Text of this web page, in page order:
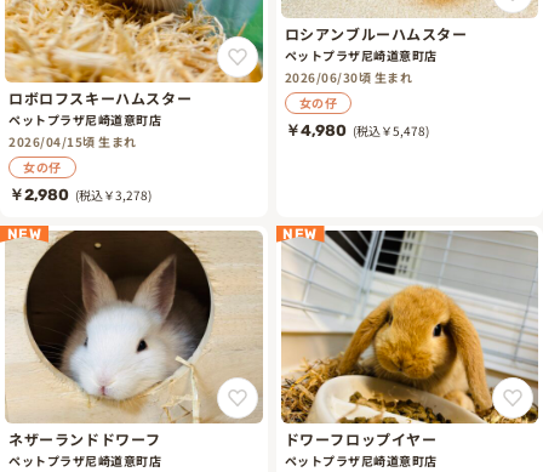
ロボロフスキーハムスター
ペットプラザ尼崎道意町店
2026/04/15頃 生まれ
女の仔
￥2,980 (税込￥3,278)
ロシアンブルーハムスター
ペットプラザ尼崎道意町店
2026/06/30頃 生まれ
女の仔
￥4,980 (税込￥5,478)
NEW
ネザーランドドワーフ
ペットプラザ尼崎道意町店
NEW
ドワーフロップイヤー
ペットプラザ尼崎道意町店